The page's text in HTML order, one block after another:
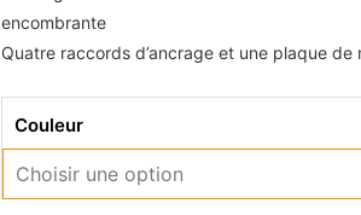
encombrante
Quatre raccords d’ancrage et une plaque de
Couleur
COURROIE
PEAK